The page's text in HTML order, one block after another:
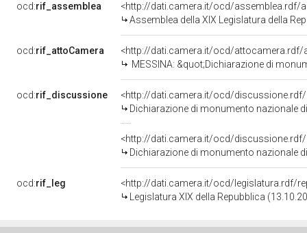
ocd:rif_assemblea
<http://dati.camera.it/ocd/assemblea.rdf/
Assemblea della XIX Legislatura della
ocd:rif_attoCamera
<http://dati.camera.it/ocd/attocamera.rdf/
MESSINA: &quot;Dichiarazione di monumento nazionale
ocd:rif_discussione
<http://dati.camera.it/ocd/discussione.rdf/
Dichiarazione di monumento nazionale
<http://dati.camera.it/ocd/discussione.rdf/
Dichiarazione di monumento nazionale
ocd:rif_leg
<http://dati.camera.it/ocd/legislatura.rdf/
Legislatura XIX della Repubblica